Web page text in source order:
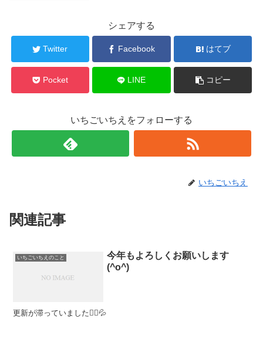
シェアする
Twitter Facebook はてブ
Pocket LINE コピー
いちごいちえをフォローする
いちごいちえ
関連記事
いちごいちえのこと
今年もよろしくお願いします
(^o^)
更新が滞っていました🙇‍♀️💦